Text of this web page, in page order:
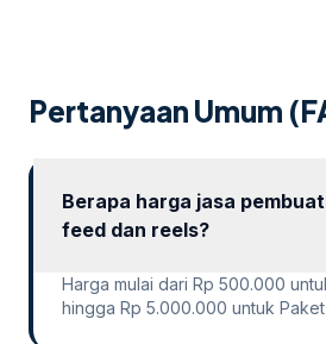
cukup? Atau […]
Pertanyaan Umum
Berapa harga jasa
feed dan reels?
Harga mulai dari Rp 500.000
hingga Rp 5.000.000 untuk